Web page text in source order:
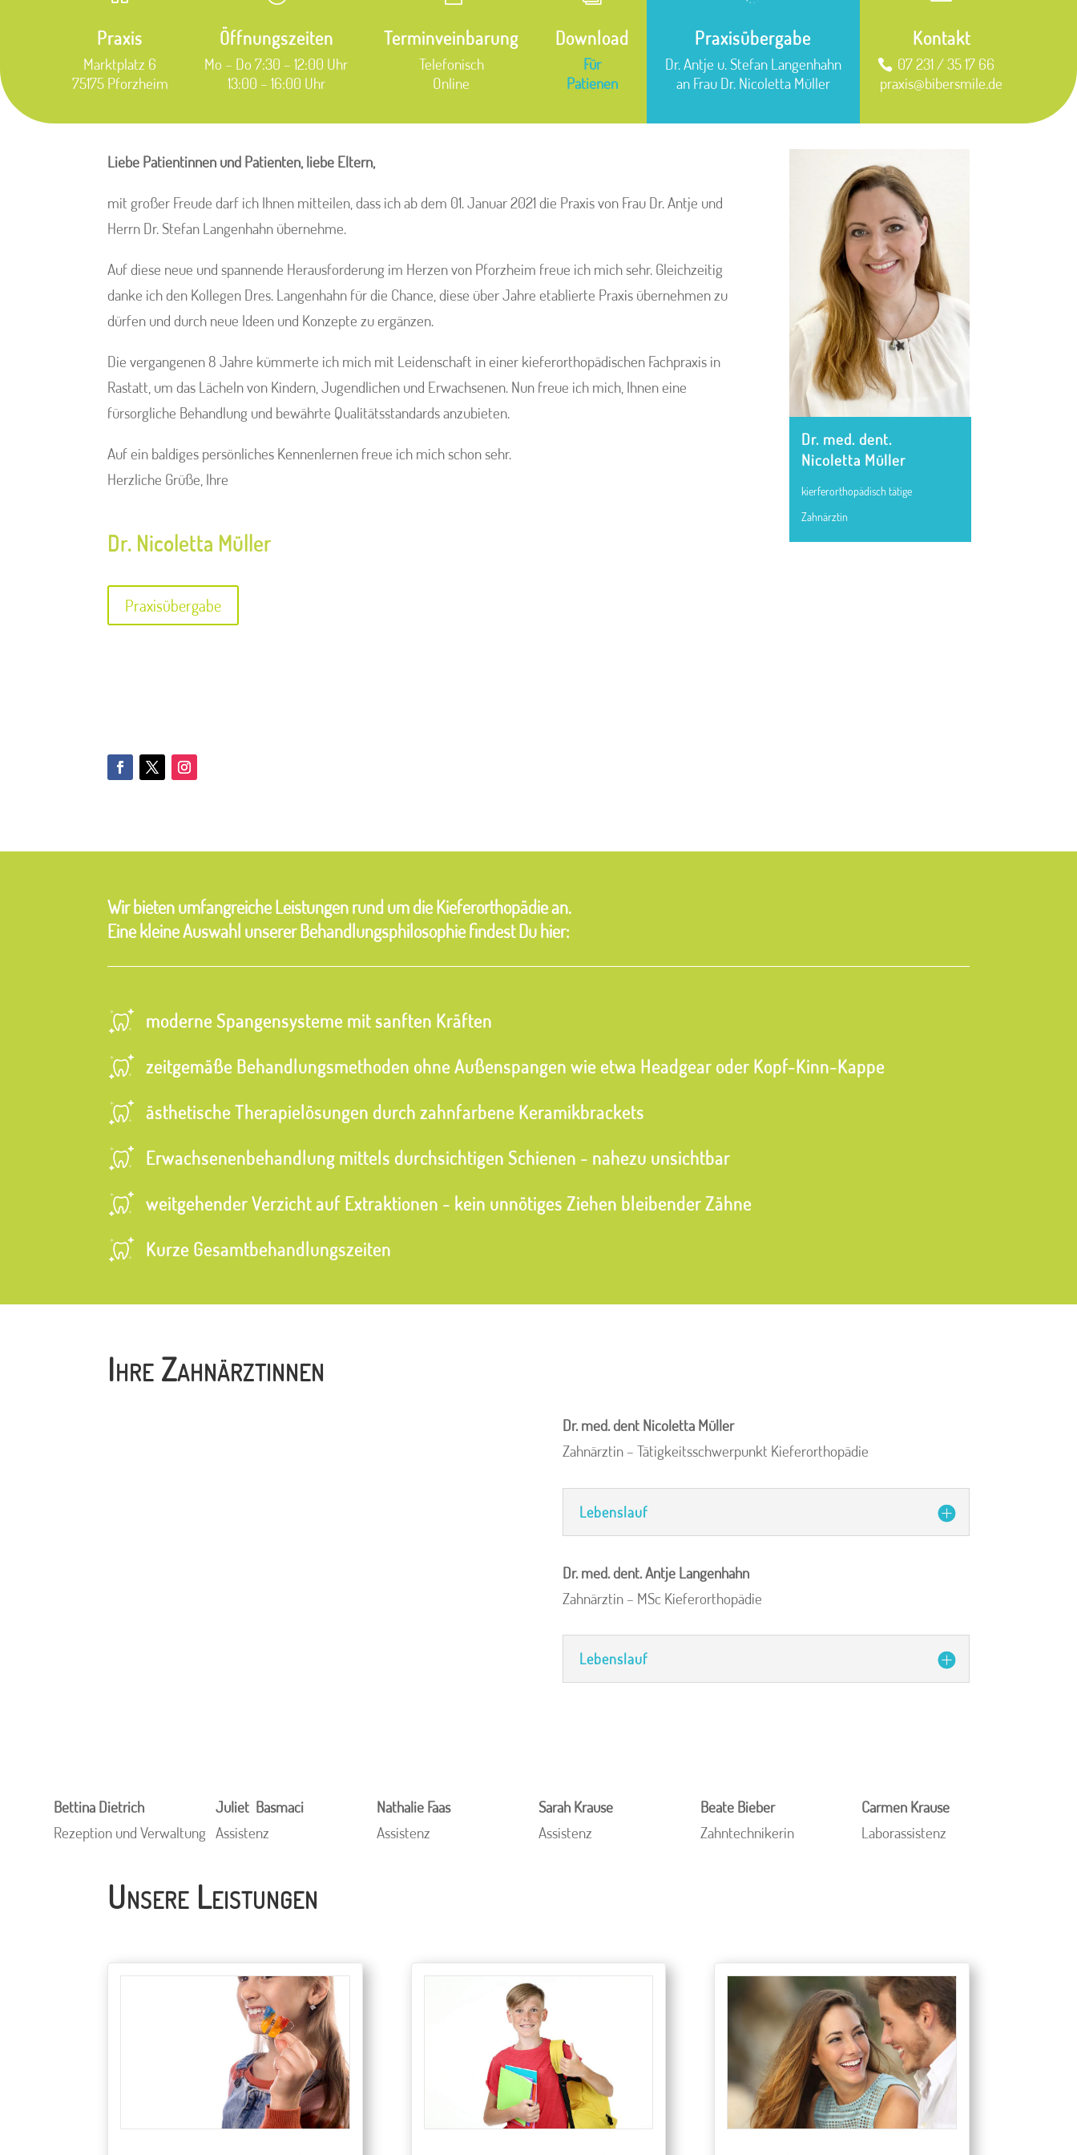
Praxis
Marktplatz 6
75175 Pforzheim
Öffnungszeiten
Mo – Do 7:30 – 12:00 Uhr
13:00 – 16:00 Uhr
Terminveinbarung
Telefonisch
Online
Download
Für
Patienen
Praxisübergabe
Dr. Antje u. Stefan Langenhahn
an Frau Dr. Nicoletta Müller
Kontakt
07 231 / 35 17 66
praxis@bibersmile.de
Liebe Patientinnen und Patienten, liebe Eltern,
mit großer Freude darf ich Ihnen mitteilen, dass ich ab dem 01. Januar 2021 die Praxis von Frau Dr. Antje und
Herrn Dr. Stefan Langenhahn übernehme.
Auf diese neue und spannende Herausforderung im Herzen von Pforzheim freue ich mich sehr. Gleichzeitig
danke ich den Kollegen Dres. Langenhahn für die Chance, diese über Jahre etablierte Praxis übernehmen zu
dürfen und durch neue Ideen und Konzepte zu ergänzen.
Die vergangenen 8 Jahre kümmerte ich mich mit Leidenschaft in einer kieferorthopädischen Fachpraxis in
Rastatt, um das Lächeln von Kindern, Jugendlichen und Erwachsenen. Nun freue ich mich, Ihnen eine
fürsorgliche Behandlung und bewährte Qualitätsstandards anzubieten.
Auf ein baldiges persönliches Kennenlernen freue ich mich schon sehr.
Herzliche Grüße, Ihre
Dr. Nicoletta Müller
Praxisübergabe
Dr. med. dent.
Nicoletta Müller
kierferorthopädisch tätige
Zahnärztin
Wir bieten umfangreiche Leistungen rund um die Kieferorthopädie an.
Eine kleine Auswahl unserer Behandlungsphilosophie findest Du hier:
moderne Spangensysteme mit sanften Kräften
zeitgemäße Behandlungsmethoden ohne Außenspangen wie etwa Headgear oder Kopf-Kinn-Kappe
ästhetische Therapielösungen durch zahnfarbene Keramikbrackets
Erwachsenenbehandlung mittels durchsichtigen Schienen - nahezu unsichtbar
weitgehender Verzicht auf Extraktionen - kein unnötiges Ziehen bleibender Zähne
Kurze Gesamtbehandlungszeiten
Ihre Zahnärztinnen
Dr. med. dent Nicoletta Müller
Zahnärztin – Tätigkeitsschwerpunkt Kieferorthopädie
Lebenslauf
Dr. med. dent. Antje Langenhahn
Zahnärztin – MSc Kieferorthopädie
Lebenslauf
Bettina Dietrich
Rezeption und Verwaltung
Juliet Basmaci
Assistenz
Nathalie Faas
Assistenz
Sarah Krause
Assistenz
Beate Bieber
Zahntechnikerin
Carmen Krause
Laborassistenz
Unsere Leistungen